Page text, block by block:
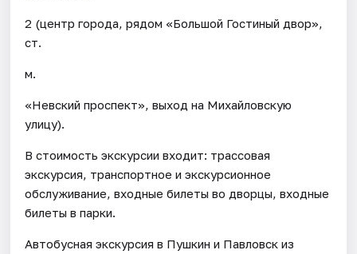
2 (центр города, рядом «Большой Гостиный двор»,
ст.
м.
«Невский проспект», выход на Михайловскую
улицу).
В стоимость экскурсии входит: трассовая
экскурсия, транспортное и экскурсионное
обслуживание, входные билеты во дворцы, входные
билеты в парки.
Автобусная экскурсия в Пушкин и Павловск из